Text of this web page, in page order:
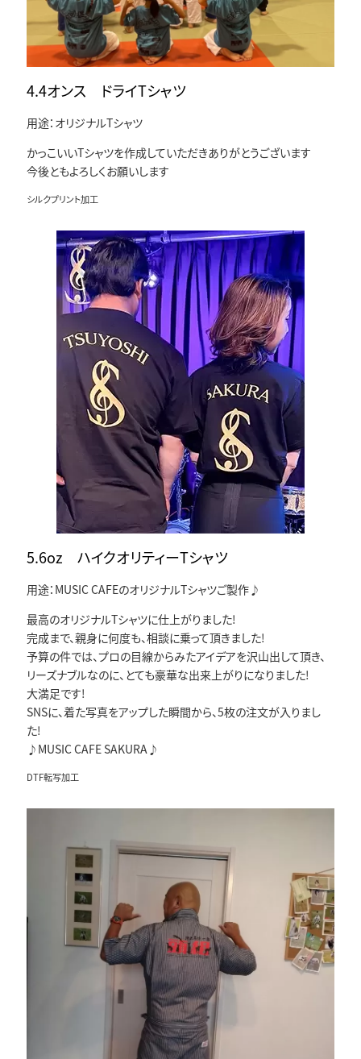
4.4オンス ドライTシャツ
用途：オリジナルTシャツ
かっこいいTシャツを作成していただきありがとうございます
今後ともよろしくお願いします
シルクプリント加工
5.6oz ハイクオリティーTシャツ
用途：MUSIC CAFEのオリジナルTシャツご製作♪
最高のオリジナルTシャツに仕上がりました!
完成まで、親身に何度も、相談に乗って頂きました!
予算の件では、プロの目線からみたアイデアを沢山出して頂き、
リーズナブルなのに、とても豪華な出来上がりになりました!
大満足です!
SNSに、着た写真をアップした瞬間から、5枚の注文が入りまし
た!
♪MUSIC CAFE SAKURA♪
DTF転写加工